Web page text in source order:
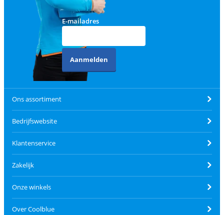
E-mailadres
Aanmelden
Ons assortiment
Bedrijfswebsite
Klantenservice
Zakelijk
Onze winkels
Over Coolblue